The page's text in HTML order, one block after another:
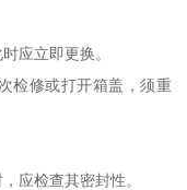
应立即更换。
检修或打开箱盖，须重
应检查其密封性。